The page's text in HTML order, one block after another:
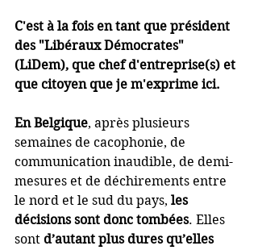
C'est à la fois en tant que président
des "Libéraux Démocrates"
(LiDem), que chef d'entreprise(s) et
que citoyen que je m'exprime ici.
En Belgique, après plusieurs
semaines de cacophonie, de
communication inaudible, de demi-
mesures et de déchirements entre
le nord et le sud du pays, les
décisions sont donc tombées. Elles
sont d’autant plus dures qu’elles